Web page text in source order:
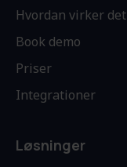
Hvordan virker det
Book demo
Priser
Integrationer
Løsninger